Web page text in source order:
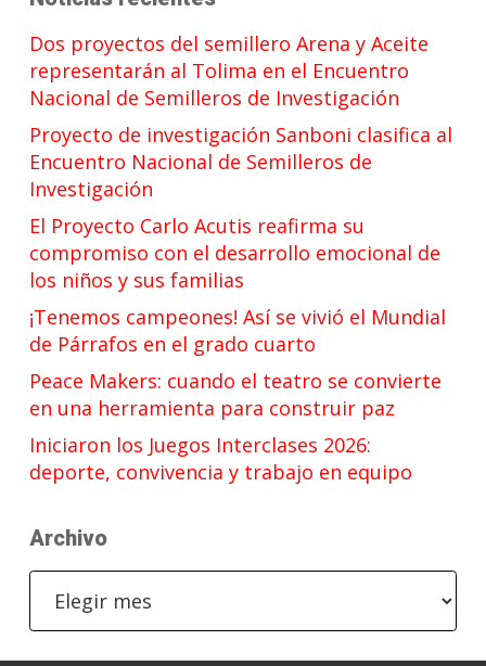
Dos proyectos del semillero Arena y Aceite
representarán al Tolima en el Encuentro
Nacional de Semilleros de Investigación
Proyecto de investigación Sanboni clasifica al
Encuentro Nacional de Semilleros de
Investigación
El Proyecto Carlo Acutis reafirma su
compromiso con el desarrollo emocional de
los niños y sus familias
¡Tenemos campeones! Así se vivió el Mundial
de Párrafos en el grado cuarto
Peace Makers: cuando el teatro se convierte
en una herramienta para construir paz
Iniciaron los Juegos Interclases 2026:
deporte, convivencia y trabajo en equipo
Archivo